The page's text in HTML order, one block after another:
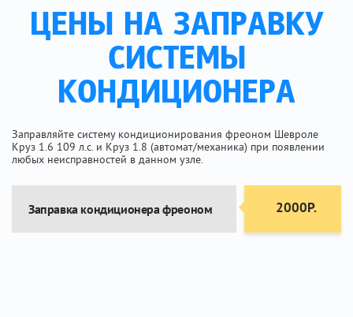
ЦЕНЫ НА ЗАПРАВКУ
СИСТЕМЫ
КОНДИЦИОНЕРА
Заправляйте систему кондиционирования фреоном Шевроле
Круз 1.6 109 л.с. и Круз 1.8 (автомат/механика) при появлении
любых неисправностей в данном узле.
Заправка кондиционера фреоном 2000Р.